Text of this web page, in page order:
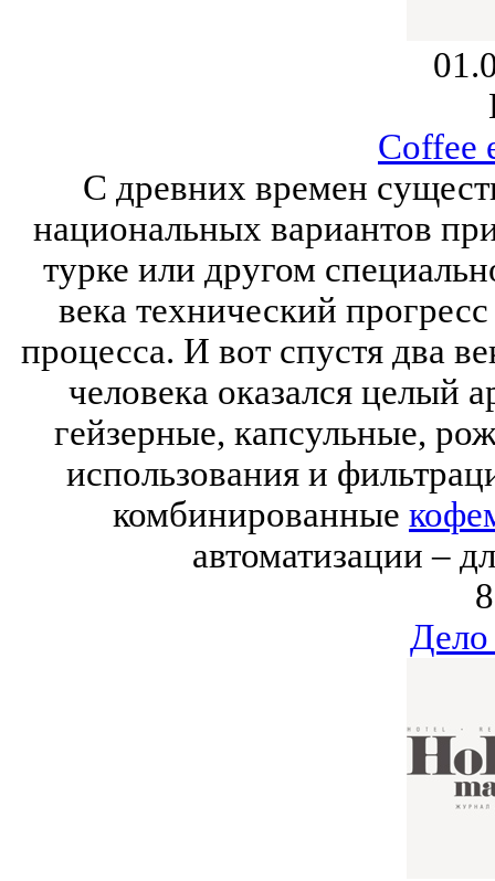
Coffee
С древних времен
национальных вариантов
турке или другом
века технический
процесса. И вот спустя два
человека оказался целый
гейзерные, капсульные,
использования и
комбинированные
автоматизации –
Дело